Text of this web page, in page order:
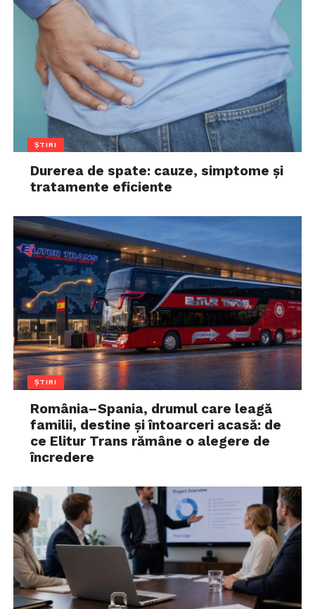
ȘTIRI
Durerea de spate: cauze, simptome și
tratamente eficiente
ȘTIRI
România–Spania, drumul care leagă
familii, destine și întoarceri acasă: de
ce Elitur Trans rămâne o alegere de
încredere